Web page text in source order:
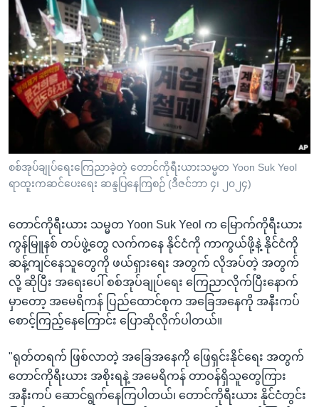
ကြည့်
ပင်မ
အ
ညွန်း
စာမျက်နှာ
ကြည့်
ရန်
ရန်
နေရာ
သို့
ကျော်
ရန်
မကြေးမုံရဲ့ အင်္ဂလိပ်စာ
ရုပ်ရှင်ထဲက အင်္ဂလိပ်စာ
သုတပဒေသာ အင်္ဂလိပ်စာ
ရေဒီယို
တီဗွီ
ရေဒီယိုနှင့်ရုပ်သံ အချက်အလက်များ
ရေဒီယို/တီဗွီအစီအစဉ်
Learning English
ဗွီအိုအေ လူမှုကွန်ယက်များ
စစ်အုပ်ချုပ်ရေးကြေညာခဲ့တဲ့ တောင်ကိုရီးယားသမ္မတ Yoon Suk Yeol
ရာထူးကဆင်ပေးရေး ဆန္ဒပြနေကြစဉ် (ဒီဇင်ဘာ ၄၊ ၂၀၂၄)
တောင်ကိုရီးယား သမ္မတ Yoon Suk Yeol က မြောက်ကိုရီးယား
ကွန်မြူနစ် တပ်ဖွဲ့တွေ လက်ကနေ နိုင်ငံကို ကာကွယ်ဖို့နဲ့ နိုင်ငံကို
ဆန့်ကျင်နေသူတွေကို ဖယ်ရှားရေး အတွက် လိုအပ်တဲ့ အတွက်
လို့ ဆိုပြီး အရေးပေါ် စစ်အုပ်ချုပ်ရေး ကြေညာလိုက်ပြီးနောက်
မှာတော့ အမေရိကန် ပြည်ထောင်စုက အခြေအနေကို အနီးကပ်
စောင့်ကြည့်နေကြောင်း ပြောဆိုလိုက်ပါတယ်။
"ရုတ်တရက် ဖြစ်လာတဲ့ အခြေအနေကို ဖြေရှင်းနိုင်ရေး အတွက်
တောင်ကိုရီးယား အစိုးရနဲ့ အမေရိကန် တာဝန်ရှိသူတွေကြား
အနီးကပ် ဆောင်ရွက်နေကြပါတယ်၊ တောင်ကိုရီးယား နိုင်ငံတွင်း